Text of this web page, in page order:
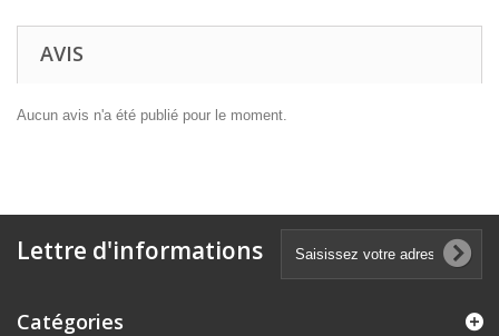
AVIS
Aucun avis n'a été publié pour le moment.
Lettre d'informations
Catégories